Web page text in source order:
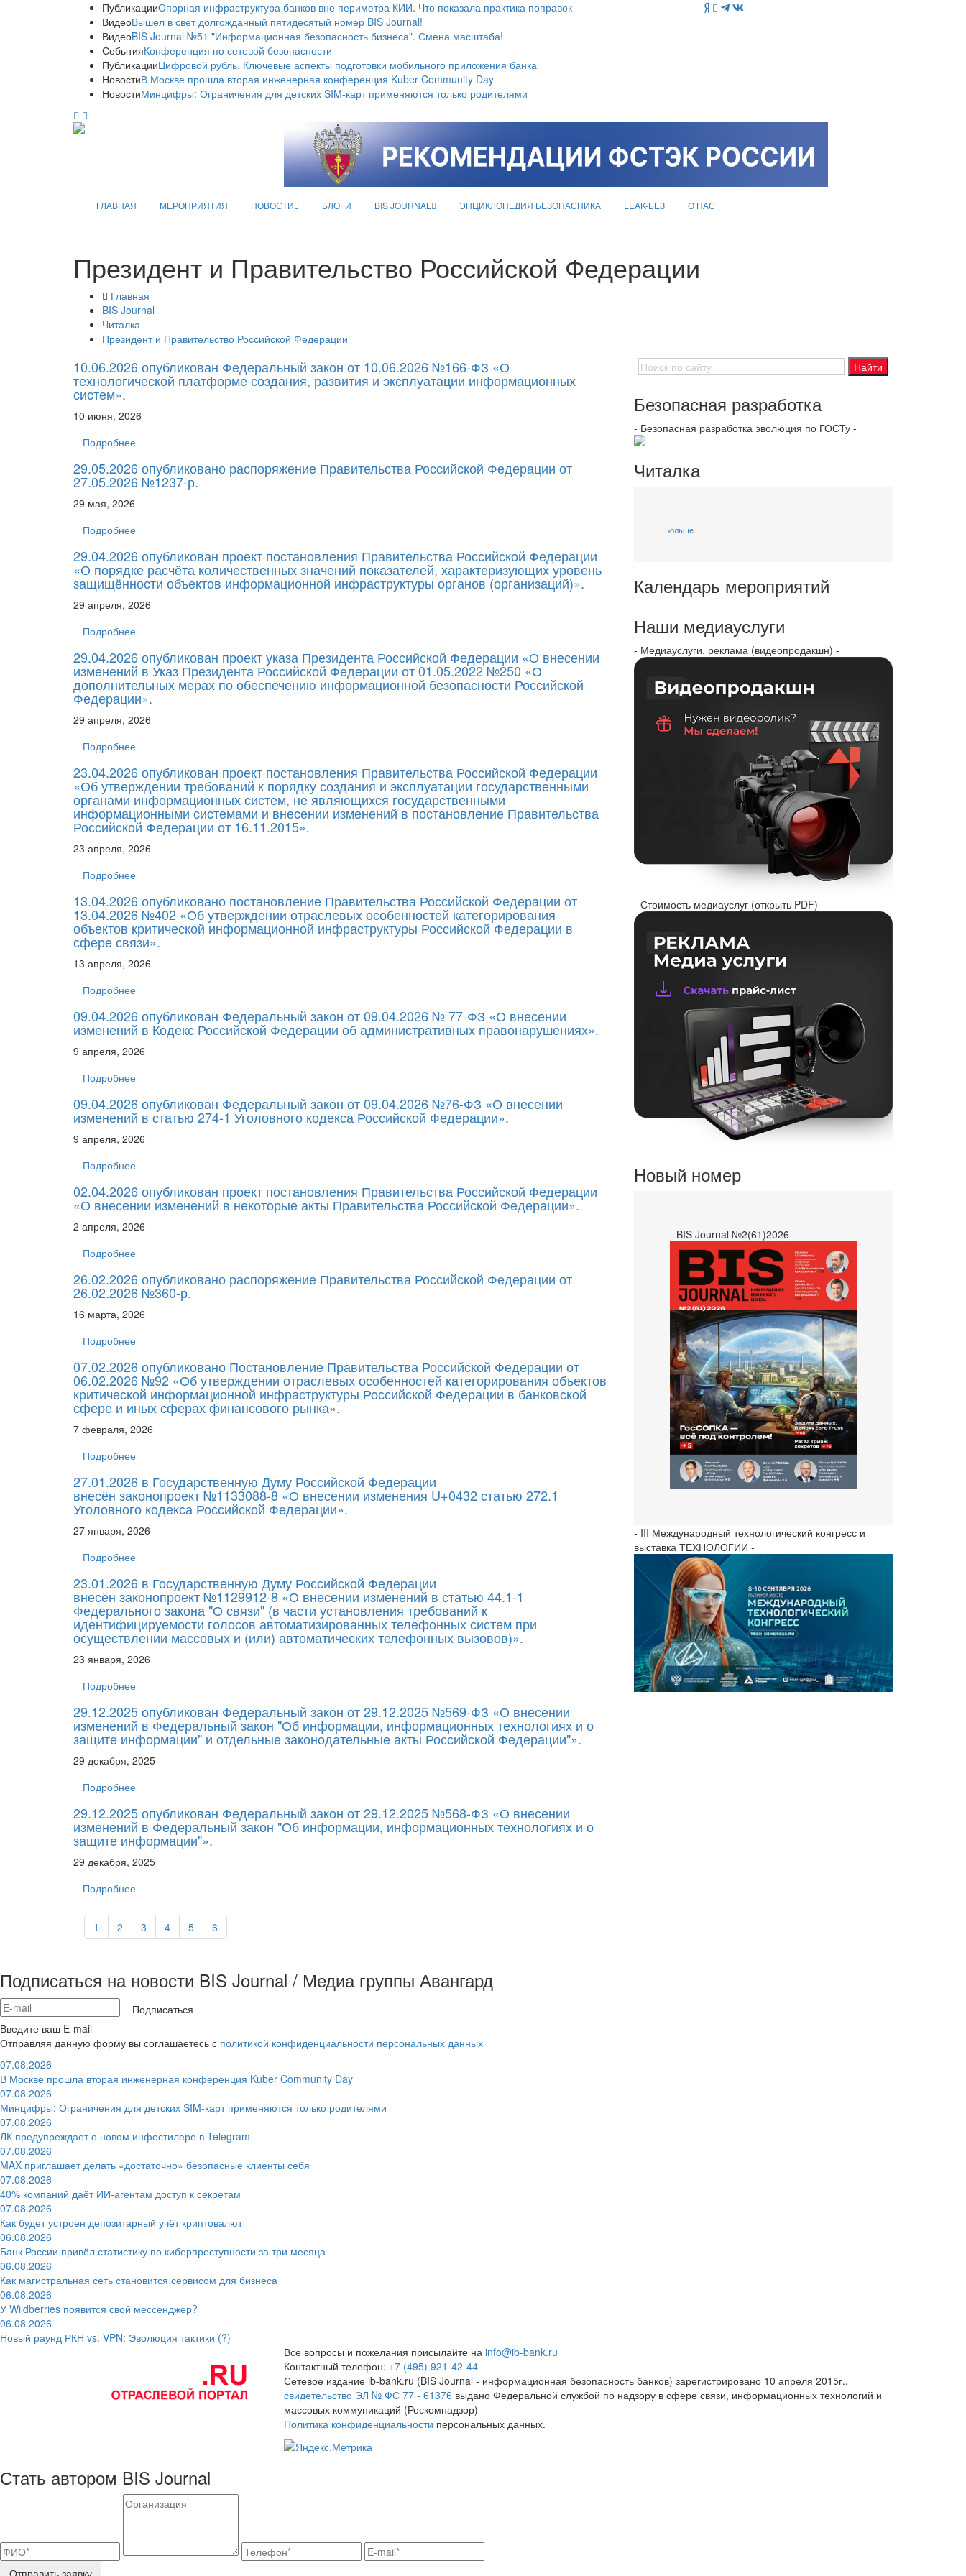
ПубликацииОпорная инфраструктура банков вне периметра КИИ. Что показала практика поправок
ВидеоВышел в свет долгожданный пятидесятый номер BIS Journal!
ВидеоBIS Journal №51 "Информационная безопасность бизнеса". Смена масштаба!
СобытияКонференция по сетевой безопасности
ПубликацииЦифровой рубль. Ключевые аспекты подготовки мобильного приложения банка
НовостиВ Москве прошла вторая инженерная конференция Kuber Community Day
НовостиМинцифры: Ограничения для детских SIM-карт применяются только родителями
ГЛАВНАЯ МЕРОПРИЯТИЯ НОВОСТИ БЛОГИ BIS JOURNAL ЭНЦИКЛОПЕДИЯ БЕЗОПАСНИКА LEAK-БЕЗ О НАС
Президент и Правительство Российской Федерации
Главная
BIS Journal
Читалка
Президент и Правительство Российской Федерации
10.06.2026 опубликован Федеральный закон от 10.06.2026 №166-ФЗ «О
технологической платформе создания, развития и эксплуатации информационных
систем».
10 июня, 2026
Подробнее
29.05.2026 опубликовано распоряжение Правительства Российской Федерации от
27.05.2026 №1237-р.
29 мая, 2026
Подробнее
29.04.2026 опубликован проект постановления Правительства Российской Федерации
«О порядке расчёта количественных значений показателей, характеризующих уровень
защищённости объектов информационной инфраструктуры органов (организаций)».
29 апреля, 2026
Подробнее
29.04.2026 опубликован проект указа Президента Российской Федерации «О внесении
изменений в Указ Президента Российской Федерации от 01.05.2022 №250 «О
дополнительных мерах по обеспечению информационной безопасности Российской
Федерации».
29 апреля, 2026
Подробнее
23.04.2026 опубликован проект постановления Правительства Российской Федерации
«Об утверждении требований к порядку создания и эксплуатации государственными
органами информационных систем, не являющихся государственными
информационными системами и внесении изменений в постановление Правительства
Российской Федерации от 16.11.2015».
23 апреля, 2026
Подробнее
13.04.2026 опубликовано постановление Правительства Российской Федерации от
13.04.2026 №402 «Об утверждении отраслевых особенностей категорирования
объектов критической информационной инфраструктуры Российской Федерации в
сфере связи».
13 апреля, 2026
Подробнее
09.04.2026 опубликован Федеральный закон от 09.04.2026 № 77-ФЗ «О внесении
изменений в Кодекс Российской Федерации об административных правонарушениях».
9 апреля, 2026
Подробнее
09.04.2026 опубликован Федеральный закон от 09.04.2026 №76-ФЗ «О внесении
изменений в статью 274-1 Уголовного кодекса Российской Федерации».
9 апреля, 2026
Подробнее
02.04.2026 опубликован проект постановления Правительства Российской Федерации
«О внесении изменений в некоторые акты Правительства Российской Федерации».
2 апреля, 2026
Подробнее
26.02.2026 опубликовано распоряжение Правительства Российской Федерации от
26.02.2026 №360-р.
16 марта, 2026
Подробнее
07.02.2026 опубликовано Постановление Правительства Российской Федерации от
06.02.2026 №92 «Об утверждении отраслевых особенностей категорирования объектов
критической информационной инфраструктуры Российской Федерации в банковской
сфере и иных сферах финансового рынка».
7 февраля, 2026
Подробнее
27.01.2026 в Государственную Думу Российской Федерации
внесён законопроект №1133088-8 «О внесении изменения U+0432 статью 272.1
Уголовного кодекса Российской Федерации».
27 января, 2026
Подробнее
23.01.2026 в Государственную Думу Российской Федерации
внесён законопроект №1129912-8 «О внесении изменений в статью 44.1-1
Федерального закона "О связи" (в части установления требований к
идентифицируемости голосов автоматизированных телефонных систем при
осуществлении массовых и (или) автоматических телефонных вызовов)».
23 января, 2026
Подробнее
29.12.2025 опубликован Федеральный закон от 29.12.2025 №569-ФЗ «О внесении
изменений в Федеральный закон "Об информации, информационных технологиях и о
защите информации" и отдельные законодательные акты Российской Федерации"».
29 декабря, 2025
Подробнее
29.12.2025 опубликован Федеральный закон от 29.12.2025 №568-ФЗ «О внесении
изменений в Федеральный закон "Об информации, информационных технологиях и о
защите информации"».
29 декабря, 2025
Подробнее
Безопасная разработка
- Безопасная разработка эволюция по ГОСТу -
Читалка
Больше...
Календарь мероприятий
Наши медиауслуги
- Медиауслуги, реклама (видеопродакшн) -
- Стоимость медиауслуг (открыть PDF) -
Новый номер
- BIS Journal №2(61)2026 -
- III Международный технологический конгресс и
выставка ТЕХНОЛОГИИ -
1 2 3 4 5 6
Подписаться на новости BIS Journal / Медиа группы Авангард
Подписаться
Введите ваш E-mail
Отправляя данную форму вы соглашаетесь с политикой конфиденциальности персональных данных
07.08.2026
В Москве прошла вторая инженерная конференция Kuber Community Day
07.08.2026
Минцифры: Ограничения для детских SIM-карт применяются только родителями
07.08.2026
ЛК предупреждает о новом инфостилере в Telegram
07.08.2026
MAX приглашает делать «достаточно» безопасные клиенты себя
07.08.2026
40% компаний даёт ИИ‑агентам доступ к секретам
07.08.2026
Как будет устроен депозитарный учёт криптовалют
06.08.2026
Банк России привёл статистику по киберпреступности за три месяца
06.08.2026
Как магистральная сеть становится сервисом для бизнеса
06.08.2026
У Wildberries появится свой мессенджер?
06.08.2026
Новый раунд РКН vs. VPN: Эволюция тактики (?)
Все вопросы и пожелания присылайте на info@ib-bank.ru
Контактный телефон: +7 (495) 921-42-44
Сетевое издание ib-bank.ru (BIS Journal - информационная безопасность банков) зарегистрировано 10 апреля 2015г.,
свидетельство ЭЛ № ФС 77 - 61376 выдано Федеральной службой по надзору в сфере связи, информационных технологий и
массовых коммуникаций (Роскомнадзор)
Политика конфиденциальности персональных данных.
Стать автором BIS Journal